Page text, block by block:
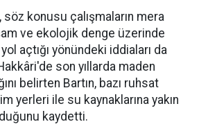
söz konusu çalışmaların mera
ve ekolojik denge üzerinde
açtığı yönündeki iddiaları da
son yıllarda maden
belirten Bartın, bazı ruhsat
yerleri ile su kaynaklarına yakın
kaydetti.